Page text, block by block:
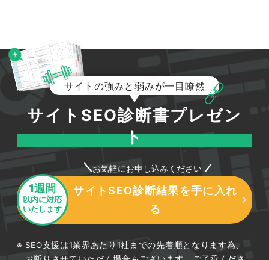
サイトの強みと弱みが一目瞭然
サイトSEO診断書プレゼン
ト
お気軽にお申し込みください
1週間
以内に対応
いたします
サイトSEO診断結果を手に入れ
る
SEO支援は1業界あたり1社までの先着順となります為、